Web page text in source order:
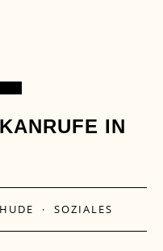
IN
HUDE · SOZIALES